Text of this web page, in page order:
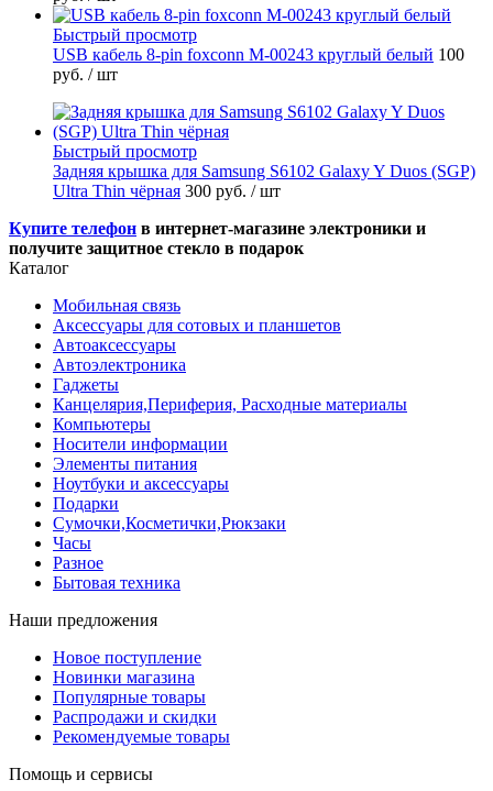
Быстрый просмотр
USB кабель 8-pin foxconn M-00243 круглый белый 100
руб. / шт
Быстрый просмотр
Задняя крышка для Samsung S6102 Galaxy Y Duos (SGP)
Ultra Thin чёрная 300 руб. / шт
Купите телефон в интернет-магазине электроники и
получите защитное стекло в подарок
Каталог
Мобильная связь
Аксессуары для сотовых и планшетов
Автоаксессуары
Автоэлектроника
Гаджеты
Канцелярия,Периферия, Расходные материалы
Компьютеры
Носители информации
Элементы питания
Ноутбуки и аксессуары
Подарки
Сумочки,Косметички,Рюкзаки
Часы
Разное
Бытовая техника
Наши предложения
Новое поступление
Новинки магазина
Популярные товары
Распродажи и скидки
Рекомендуемые товары
Помощь и сервисы